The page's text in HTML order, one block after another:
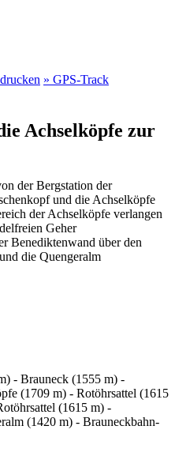
» GPS-Track
Achselköpfe zur
der Bergstation der
und die Achselköpfe
der Achselköpfe verlangen
Geher
Benediktenwand über den
die Quengeralm
- Brauneck (1555 m) -
(1709 m) - Rotöhrsattel (1615
(1615 m) -
(1420 m) - Brauneckbahn-